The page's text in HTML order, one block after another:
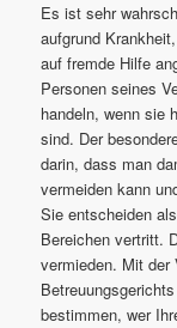
Es ist sehr
aufgrund
auf fremde Hilfe
Personen seines
handeln, wenn sie
sind. Der
darin, dass man
vermeiden kann
Sie entscheiden
Bereichen vertritt.
vermieden. Mit der
bestimmen, wer